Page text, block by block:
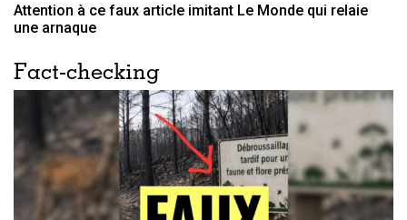
Attention à ce faux article imitant Le Monde qui relaie
une arnaque
Fact-checking